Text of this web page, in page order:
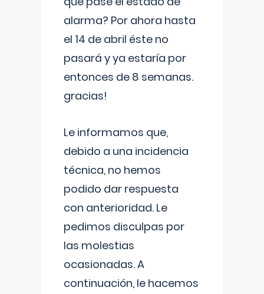
alarma? Por ahora hasta
el 14 de abril éste no
pasará y ya estaría por
entonces de 8 semanas.
gracias!
Le informamos que,
debido a una incidencia
técnica, no hemos
podido dar respuesta
con anterioridad. Le
pedimos disculpas por
las molestias
ocasionadas. A
continuación, le hacemos